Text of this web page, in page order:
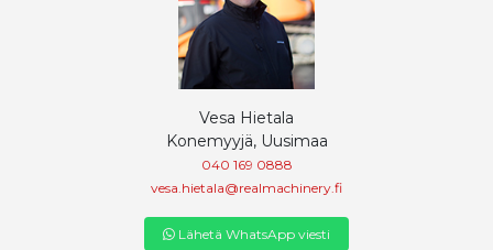
Vesa Hietala
Konemyyjä, Uusimaa
040 169 0888
vesa.hietala@realmachinery.fi
Lähetä WhatsApp viesti